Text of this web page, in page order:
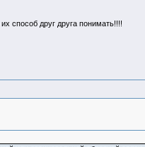
способ друг друга понимать!!!!